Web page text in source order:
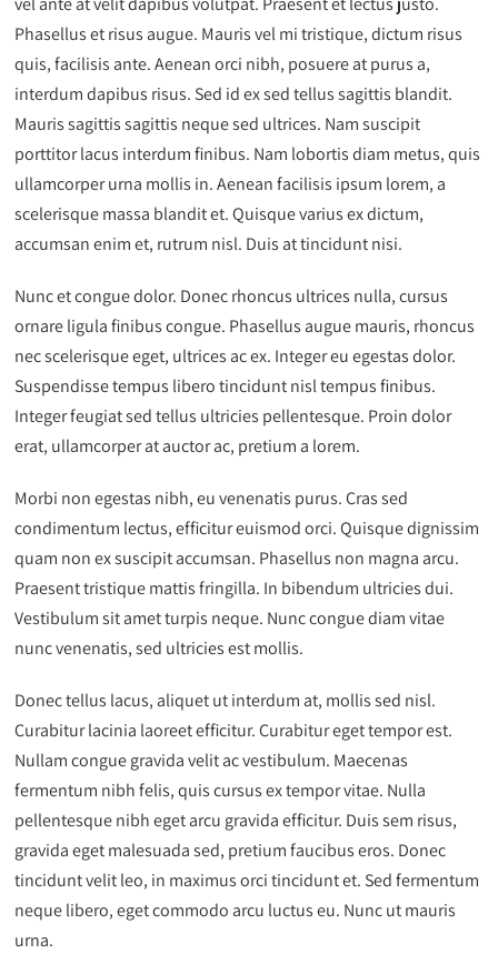
Phasellus et risus augue. Mauris vel mi tristique, dictum risus
quis, facilisis ante. Aenean orci nibh, posuere at purus a,
interdum dapibus risus. Sed id ex sed tellus sagittis blandit.
Mauris sagittis sagittis neque sed ultrices. Nam suscipit
porttitor lacus interdum finibus. Nam lobortis diam metus, quis
ullamcorper urna mollis in. Aenean facilisis ipsum lorem, a
scelerisque massa blandit et. Quisque varius ex dictum,
accumsan enim et, rutrum nisl. Duis at tincidunt nisi.
Nunc et congue dolor. Donec rhoncus ultrices nulla, cursus
ornare ligula finibus congue. Phasellus augue mauris, rhoncus
nec scelerisque eget, ultrices ac ex. Integer eu egestas dolor.
Suspendisse tempus libero tincidunt nisl tempus finibus.
Integer feugiat sed tellus ultricies pellentesque. Proin dolor
erat, ullamcorper at auctor ac, pretium a lorem.
Morbi non egestas nibh, eu venenatis purus. Cras sed
condimentum lectus, efficitur euismod orci. Quisque dignissim
quam non ex suscipit accumsan. Phasellus non magna arcu.
Praesent tristique mattis fringilla. In bibendum ultricies dui.
Vestibulum sit amet turpis neque. Nunc congue diam vitae
nunc venenatis, sed ultricies est mollis.
Donec tellus lacus, aliquet ut interdum at, mollis sed nisl.
Curabitur lacinia laoreet efficitur. Curabitur eget tempor est.
Nullam congue gravida velit ac vestibulum. Maecenas
fermentum nibh felis, quis cursus ex tempor vitae. Nulla
pellentesque nibh eget arcu gravida efficitur. Duis sem risus,
gravida eget malesuada sed, pretium faucibus eros. Donec
tincidunt velit leo, in maximus orci tincidunt et. Sed fermentum
neque libero, eget commodo arcu luctus eu. Nunc ut mauris
urna.